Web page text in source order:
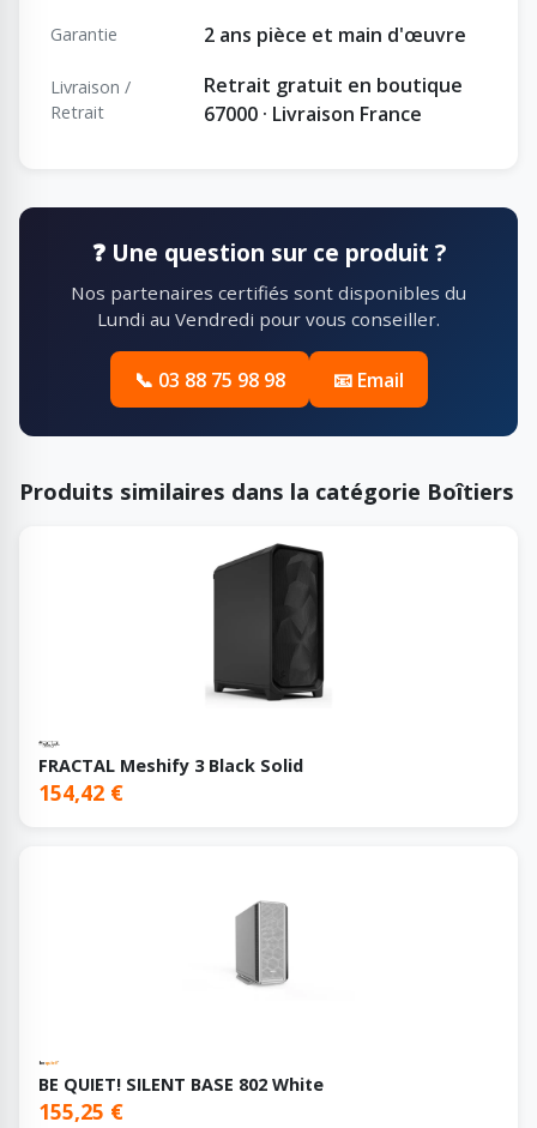
Garantie 2 ans pièce et main d'œuvre
Livraison /
Retrait
Retrait gratuit en boutique
67000 · Livraison France
❓ Une question sur ce produit ?
Nos partenaires certifiés sont disponibles du
Lundi au Vendredi pour vous conseiller.
📞 03 88 75 98 98 📧 Email
Produits similaires dans la catégorie Boîtiers
FRACTAL Meshify 3 Black Solid
154,42 €
BE QUIET! SILENT BASE 802 White
155,25 €